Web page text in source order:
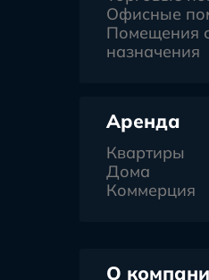
Офисные
Помещения
назначения
Аренда
Квартиры
Дома
Коммерция
О